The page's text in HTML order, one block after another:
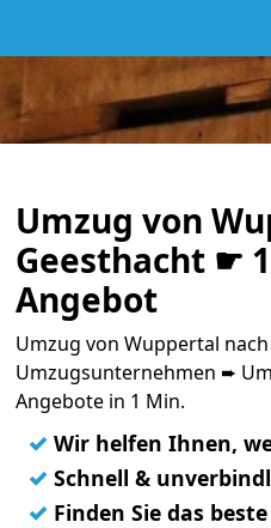
Umzug von
Geesthacht ☛
Angebot
Umzug von Wuppertal
Umzugsunternehmen ➨
Angebote in 1 Min.
✓ Wir helfen Ihnen,
✓ Schnell &
✓ Finden Sie das